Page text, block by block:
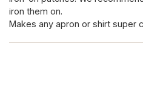
iron them on.
Makes any apron or shirt super